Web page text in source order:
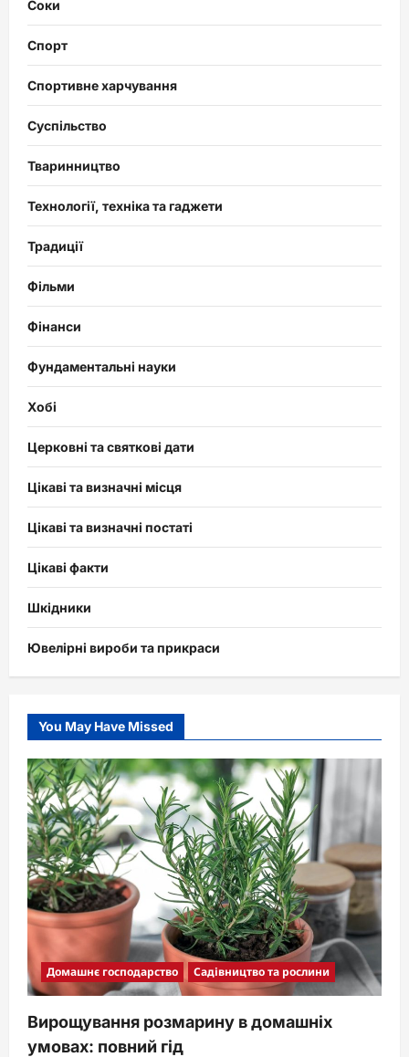
Соки
Спорт
Спортивне харчування
Суспільство
Тваринництво
Технології, техніка та гаджети
Традиції
Фільми
Фінанси
Фундаментальні науки
Хобі
Церковні та святкові дати
Цікаві та визначні місця
Цікаві та визначні постаті
Цікаві факти
Шкідники
Ювелірні вироби та прикраси
You May Have Missed
Домашнє господарство Садівництво та рослини
Вирощування розмарину в домашніх
умовах: повний гід